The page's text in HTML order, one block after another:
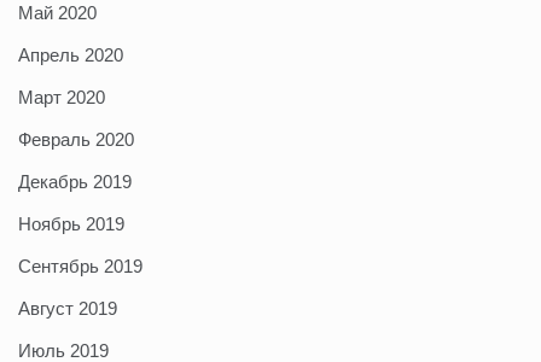
Май 2020
Апрель 2020
Март 2020
Февраль 2020
Декабрь 2019
Ноябрь 2019
Сентябрь 2019
Август 2019
Июль 2019